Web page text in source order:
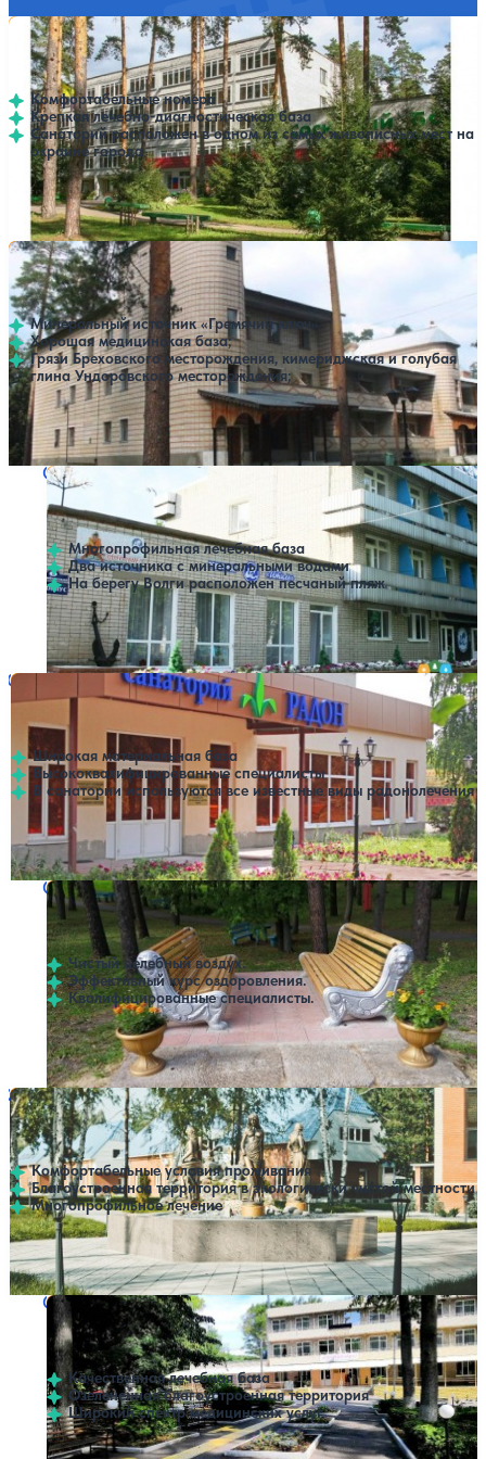
Санаторий Сосновый бор
70 отзывов
Димитровград
Комфортабельные номера
Крепкая лечебно-диагностическая база
Санаторий расположен в одном из самых живописных мест на
окраине города
Профилей лечения:9 Крытый бассейн
Нет цен или свободных мест на выбранные даты
Выбрать другой вариант
Санаторий Прибрежный
3.714 отзывов
Белое Озеро
Минеральный источник «Гремячий ключ»
Хорошая медицинская база;
Грязи Бреховского месторождения, кимериджская и голубая
глина Ундоровского месторождения;
Профилей лечения: SPA
Нет цен или свободных мест на выбранные даты
Выбрать другой вариант
Санаторий Итиль
4.746 отзывов
Ульяновск
Многопрофильная лечебная база
Два источника с минеральными водами
На берегу Волги расположен песчаный пляж
Профилей лечения:9
Нет цен или свободных мест на выбранные даты
Выбрать другой вариант
Санаторий Радон
37 отзывов
Широкая материальная база
Высококвалифицированные специалисты
В санатории используются все известные виды радонолечения
Профилей лечения: 11 Крытый бассейн SPA
Нет цен или свободных мест на выбранные даты
Выбрать другой вариант
Санаторий Сосновка
54 отзыва
Сосновка
Чистый целебный воздух.
Эффективный курс оздоровления.
Квалифицированные специалисты.
Профилей лечения:2
Нет цен или свободных мест на выбранные даты
Выбрать другой вариант
Санаторий Солнечная поляна
4.246 отзывов
Ульяновск
Комфортабельные условия проживания
Благоустроенная территория в экологически чистой местности
Многопрофильное лечение
Профилей лечения:11 Открытый бассейн
Нет цен или свободных мест на выбранные даты
Выбрать другой вариант
Санаторий Волжские просторы
4.820 отзывов
Новоульяновск
Качественная лечебная база
Озелененная благоустроенная территория
Широкий спектр медицинских услуг
Нет цен или свободных мест на выбранные даты
Выбрать другой вариант